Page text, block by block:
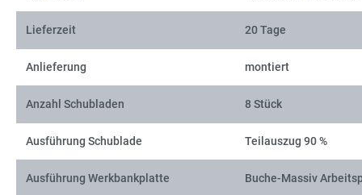
Lieferzeit 20 Tage
Anlieferung montiert
Anzahl Schubladen 8 Stück
Ausführung Schublade Teilauszug 90 %
Ausführung Werkbankplatte Buche-Massiv